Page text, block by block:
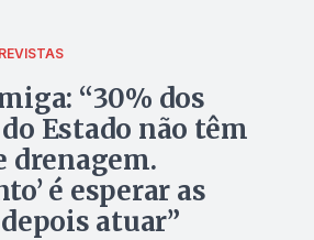
“30% dos
Estado não têm
drenagem.
é esperar as
atuar”